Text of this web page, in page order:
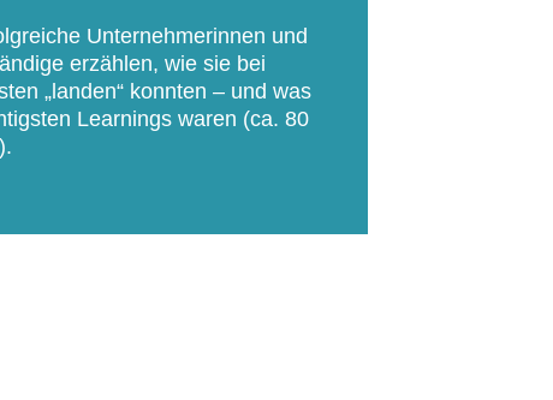
Unternehmerinnen und
erzählen, wie sie bei
„landen“ konnten – und was
Learnings waren (ca. 80